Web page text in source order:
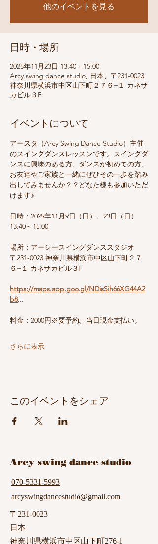
他のイベントを見る
日時・場所
2025年11月23日 13:40 – 15:00
Arcy swing dance studio, 日本、〒231-0023
神奈川県横浜市中区山下町２７６−１ カネサ
カビル３F
イベントについて
アースタ（Arcy Swing Dance Studio）主催
のスイングダンスレッスンです。スイングダ
ンスに興味のある方、ダンスが初めての方、
お友達やご家族と一緒にぜひその一歩を踏み
出してみませんか？？どなた様も参加いただ
けます♪
日時：2025年11月9日（日）、23日（日）
13:40～15:00
場所：アーシースイングダンススタジオ
〒231-0023 神奈川県横浜市中区山下町２７
６−１ カネサカビル３F
https://maps.app.goo.gl/NDisSih66XG44A2
b8...
料金：2000円※要予約。当日現金支払い。
さらに表示
このイベントをシェア
​Arcy swing dance studio
070-5331-5993
arcyswingdancestudio@gmail.com
〒231-0023
日本
神奈川県横浜市中区山下町276-1